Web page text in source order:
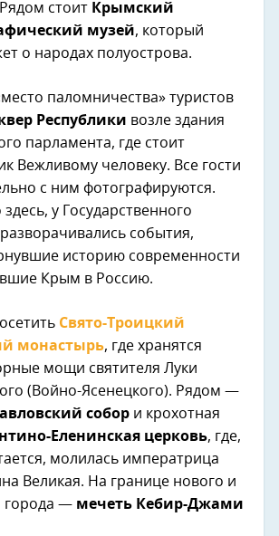
стоит Крымский
музей, который
о народах полуострова.
паломничества» туристов
Республики возле здания
парламента, где стоит
Вежливому человеку. Все гости
с ним фотографируются.
у Государственного
события,
историю современности
Крым в Россию.
Свято-Троицкий
монастырь, где хранятся
мощи святителя Луки
(Войно-Ясенецкого). Рядом —
собор и крохотная
Еленинская церковь, где,
молилась императрица
Великая. На границе нового и
города — мечеть Кебир-Джами